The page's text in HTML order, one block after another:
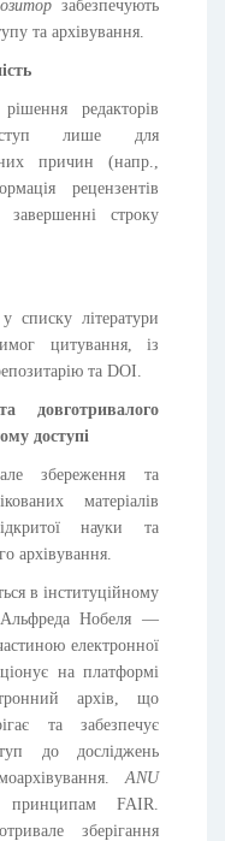
забезпечують
та архівування.
редакторів
лише для
причин (напр.,
рецензентів
завершенні строку
списку літератури
цитування, із
та DOI.
довготривалого
доступі
збереження та
матеріалів
науки та
архівування.
в інституційному
Альфреда Нобеля —
електронної
на платформі
архів, що
та забезпечує
до досліджень
ANU
принципам FAIR.
зберігання